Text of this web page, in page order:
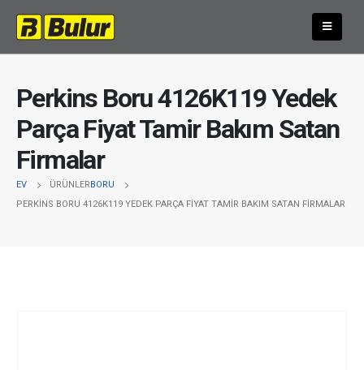
Perkins Boru 4126K119 Yedek
Parça Fiyat Tamir Bakım Satan
Firmalar
EV ÜRÜNLERBORU
PERKINS BORU 4126K119 YEDEK PARÇA FIYAT TAMIR BAKIM SATAN FIRMALAR